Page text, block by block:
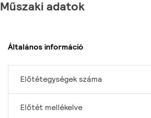
Műszaki adatok
Általános információ
Előtétegységek száma
Előtét mellékelve